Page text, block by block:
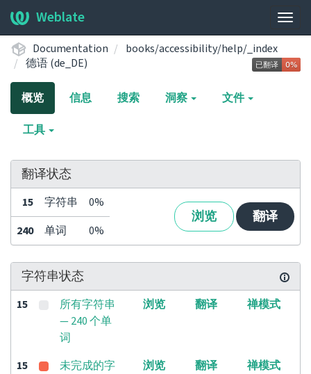
展
开/
起
Weblate
Documentation
books/accessibility/help/_index
德语 (de_DE)
概览 信息 搜索 洞察 文件
工具
翻译状态
15 字符串 0%
浏览 翻译
240 单词 0%
字符串状态
15
所有字符串
— 240 个单
词
浏览 翻译 禅模式
15
未完成的字
浏览 翻译 禅模式